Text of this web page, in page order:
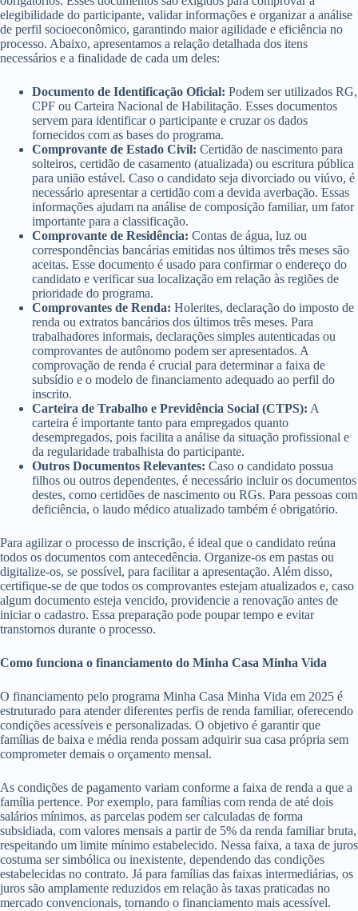
elegibilidade do participante, validar informações e organizar a análise
de perfil socioeconômico, garantindo maior agilidade e eficiência no
processo. Abaixo, apresentamos a relação detalhada dos itens
necessários e a finalidade de cada um deles:
Documento de Identificação Oficial: Podem ser utilizados RG,
CPF ou Carteira Nacional de Habilitação. Esses documentos
servem para identificar o participante e cruzar os dados
fornecidos com as bases do programa.
Comprovante de Estado Civil: Certidão de nascimento para
solteiros, certidão de casamento (atualizada) ou escritura pública
para união estável. Caso o candidato seja divorciado ou viúvo, é
necessário apresentar a certidão com a devida averbação. Essas
informações ajudam na análise de composição familiar, um fator
importante para a classificação.
Comprovante de Residência: Contas de água, luz ou
correspondências bancárias emitidas nos últimos três meses são
aceitas. Esse documento é usado para confirmar o endereço do
candidato e verificar sua localização em relação às regiões de
prioridade do programa.
Comprovantes de Renda: Holerites, declaração do imposto de
renda ou extratos bancários dos últimos três meses. Para
trabalhadores informais, declarações simples autenticadas ou
comprovantes de autônomo podem ser apresentados. A
comprovação de renda é crucial para determinar a faixa de
subsídio e o modelo de financiamento adequado ao perfil do
inscrito.
Carteira de Trabalho e Previdência Social (CTPS): A
carteira é importante tanto para empregados quanto
desempregados, pois facilita a análise da situação profissional e
da regularidade trabalhista do participante.
Outros Documentos Relevantes: Caso o candidato possua
filhos ou outros dependentes, é necessário incluir os documentos
destes, como certidões de nascimento ou RGs. Para pessoas com
deficiência, o laudo médico atualizado também é obrigatório.
Para agilizar o processo de inscrição, é ideal que o candidato reúna
todos os documentos com antecedência. Organize-os em pastas ou
digitalize-os, se possível, para facilitar a apresentação. Além disso,
certifique-se de que todos os comprovantes estejam atualizados e, caso
algum documento esteja vencido, providencie a renovação antes de
iniciar o cadastro. Essa preparação pode poupar tempo e evitar
transtornos durante o processo.
Como funciona o financiamento do Minha Casa Minha Vida
O financiamento pelo programa Minha Casa Minha Vida em 2025 é
estruturado para atender diferentes perfis de renda familiar, oferecendo
condições acessíveis e personalizadas. O objetivo é garantir que
famílias de baixa e média renda possam adquirir sua casa própria sem
comprometer demais o orçamento mensal.
As condições de pagamento variam conforme a faixa de renda a que a
família pertence. Por exemplo, para famílias com renda de até dois
salários mínimos, as parcelas podem ser calculadas de forma
subsidiada, com valores mensais a partir de 5% da renda familiar bruta,
respeitando um limite mínimo estabelecido. Nessa faixa, a taxa de juros
costuma ser simbólica ou inexistente, dependendo das condições
estabelecidas no contrato. Já para famílias das faixas intermediárias, os
juros são amplamente reduzidos em relação às taxas praticadas no
mercado convencionais, tornando o financiamento mais acessível.